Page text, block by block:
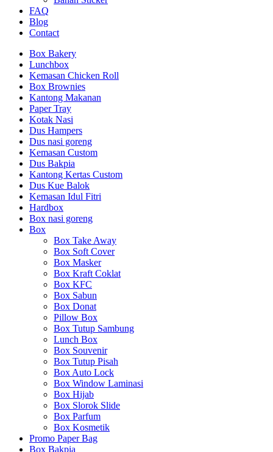
FAQ
Blog
Contact
Box Bakery
Lunchbox
Kemasan Chicken Roll
Box Brownies
Kantong Makanan
Paper Tray
Kotak Nasi
Dus Hampers
Dus nasi goreng
Kemasan Custom
Dus Bakpia
Kantong Kertas Custom
Dus Kue Balok
Kemasan Idul Fitri
Hardbox
Box nasi goreng
Box
Box Take Away
Box Soft Cover
Box Masker
Box Kraft Coklat
Box KFC
Box Sabun
Box Donat
Pillow Box
Box Tutup Sambung
Lunch Box
Box Souvenir
Box Tutup Pisah
Box Auto Lock
Box Window Laminasi
Box Hijab
Box Slorok Slide
Box Parfum
Box Kosmetik
Promo Paper Bag
Box Bakpia